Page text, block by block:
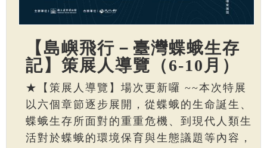
【島嶼飛行－臺灣蝶蛾生存
記】策展人導覽（6-10月）
★【策展人導覽】場次更新囉 ~~本次特展
以六個章節逐步展開，從蝶蛾的生命誕生、
蝶蛾生存所面對的重重危機、到現代人類生
活對於蝶蛾的環境保育與生態議題等內容，